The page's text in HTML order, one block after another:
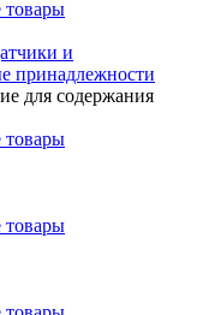
товары
и
принадлежности
для содержания
товары
товары